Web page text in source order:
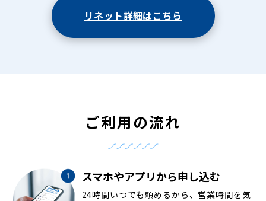
リネット詳細はこちら
ご利用の流れ
スマホやアプリから申し込む
24時間いつでも頼めるから、営業時間を気